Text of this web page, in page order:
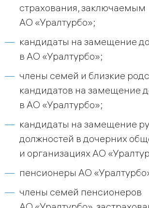
страхования, заключаемым
АО «Уралтурбо»;
кандидаты на замещение
в АО «Уралтурбо»;
члены семей и близкие
кандидатов на замещение
в АО «Уралтурбо»;
кандидаты на замещение
должностей в дочерних
и организациях АО
пенсионеры АО
члены семей пенсионеров